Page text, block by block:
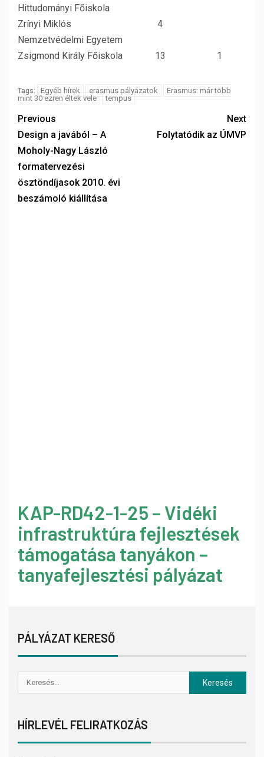
Hittudományi Főiskola
Zrínyi Miklós
Nemzetvédelmi Egyetem
4
Zsigmond Király Főiskola 13 1
Tags: Egyéb hírek erasmus pályázatok
Erasmus: már több
mint 30 ezren éltek vele
tempus
Previous
Design a javából – A
Moholy-Nagy László
formatervezési
ösztöndíjasok 2010. évi
beszámoló kiállítása
Next
Folytatódik az ÚMVP
KAP-RD42-1-25 – Vidéki
infrastruktúra fejlesztések
támogatása tanyákon –
tanyafejlesztési pályázat
PÁLYÁZAT KERESŐ
HÍRLEVÉL FELIRATKOZÁS